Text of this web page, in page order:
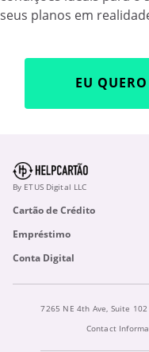
seus planos em
EU
By ETUS Digital LLC
Cartão de Crédito
Empréstimo
Conta Digital
7265 NE 4th Ave, Suite
Contact